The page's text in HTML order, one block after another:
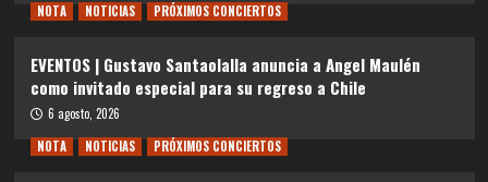
NOTA
NOTICIAS PRÓXIMOS CONCIERTOS
EVENTOS | Gustavo Santaolalla anuncia a Angel Maulén
como invitado especial para su regreso a Chile
6 agosto, 2026
NOTA
NOTICIAS PRÓXIMOS CONCIERTOS